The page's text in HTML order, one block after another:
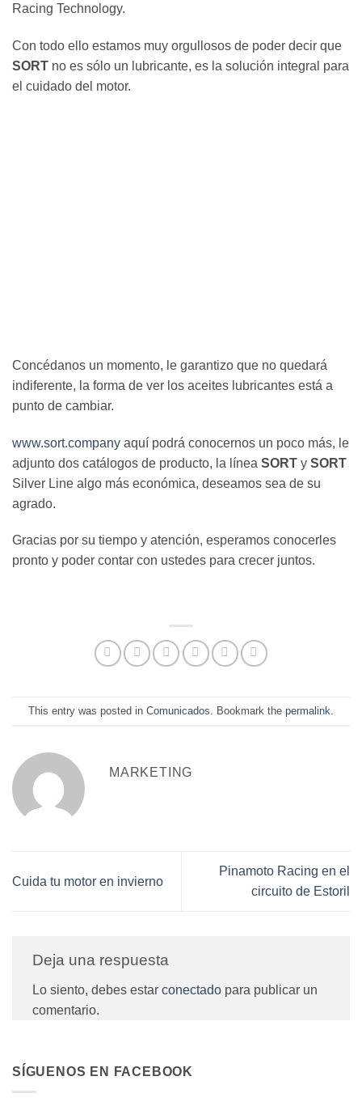
Racing Technology.
Con todo ello estamos muy orgullosos de poder decir que
SORT no es sólo un lubricante, es la solución integral para
el cuidado del motor.
Concédanos un momento, le garantizo que no quedará
indiferente, la forma de ver los aceites lubricantes está a
punto de cambiar.
www.sort.company aquí podrá conocernos un poco más, le
adjunto dos catálogos de producto, la línea SORT y SORT
Silver Line algo más económica, deseamos sea de su
agrado.
Gracias por su tiempo y atención, esperamos conocerles
pronto y poder contar con ustedes para crecer juntos.
This entry was posted in Comunicados . Bookmark the permalink
MARKETING
Cuida tu motor en invierno
Pinamoto Racing en el
circuito de Estoril
Deja una respuesta
Lo siento, debes estar conectado para publicar un
comentario.
SÍGUENOS EN FACEBOOK